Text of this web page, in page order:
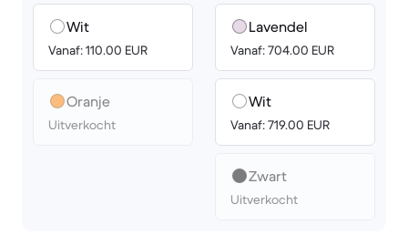
Wit
Vanaf: 110.00 EUR
Oranje
Uitverkocht
Lavendel
Vanaf: 704.00 EUR
Wit
Vanaf: 719.00 EUR
Zwart
Uitverkocht